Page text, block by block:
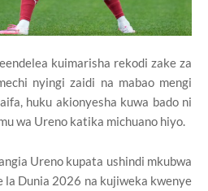
kuimarisha rekodi zake za
nyingi zaidi na mabao mengi
huku akionyesha kuwa bado ni
wa Ureno katika michuano hiyo.
Ureno kupata ushindi mkubwa
la Dunia 2026 na kujiweka kwenye